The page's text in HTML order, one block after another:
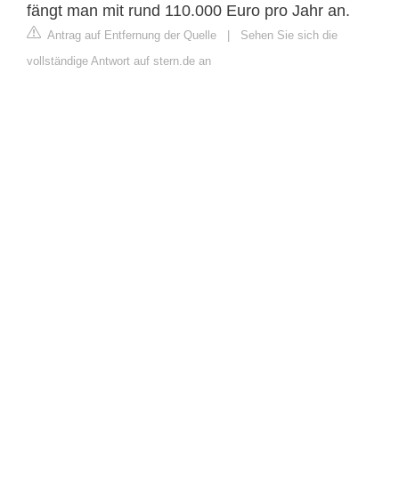
fängt man mit rund 110.000 Euro pro Jahr an.
Antrag auf Entfernung der Quelle | Sehen Sie sich die
vollständige Antwort auf stern.de an